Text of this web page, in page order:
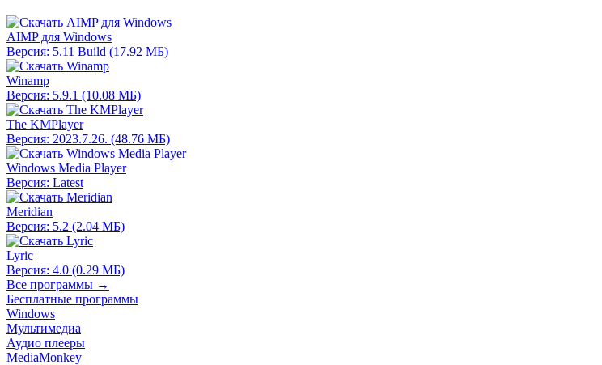
AIMP для Windows
Версия: 5.11 Build (17.92 МБ)
Winamp
Версия: 5.9.1 (10.08 МБ)
The KMPlayer
Версия: 2023.7.26. (48.76 МБ)
Windows Media Player
Версия: Latest
Meridian
Версия: 5.2 (2.04 МБ)
Lyric
Версия: 4.0 (0.29 МБ)
Все программы →
Бесплатные программы
Windows
Мультимедиа
Аудио плееры
MediaMonkey